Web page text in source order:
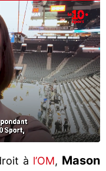
à l’OM, Mason